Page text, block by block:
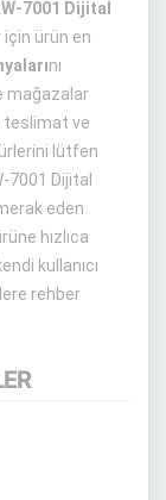
7001 Dijital
için ürün en
nı
mağazalar
teslimat ve
lütfen
7001 Dijital
eden
hızlıca
kullanıcı
rehber